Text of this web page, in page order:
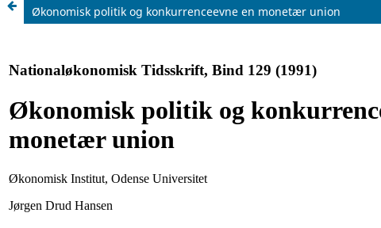
Økonomisk politik og konkurrenceevne en monetær union